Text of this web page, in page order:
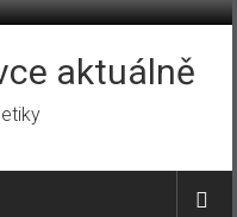
aktuálně